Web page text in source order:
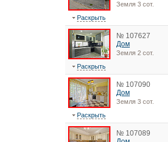
Земля 3 сот.
Раскрыть
№ 107627
Дом
Земля 2 сот.
Раскрыть
№ 107090
Дом
Земля 3 сот.
Раскрыть
№ 107089